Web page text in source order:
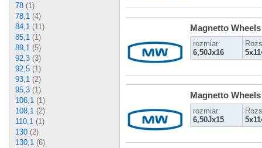
78 (1)
78,1 (4)
84,1 (11)
85,1 (1)
89,1 (5)
92,3 (3)
92,5 (1)
93,1 (2)
95,3 (1)
106,1 (1)
108,1 (2)
110,1 (1)
130 (2)
130,1 (6)
Magnetto
rozmiar:
6,50Jx16
Magnetto
rozmiar:
6,50Jx15